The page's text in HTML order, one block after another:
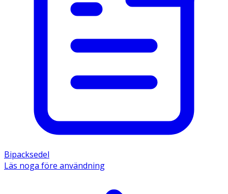
Bipacksedel
Läs noga före användning